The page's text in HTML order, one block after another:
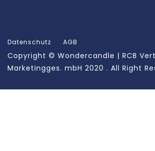
Datenschutz AGB
Copyright © Wondercandle | RCB
Marketingges. mbH 2020 . All Right